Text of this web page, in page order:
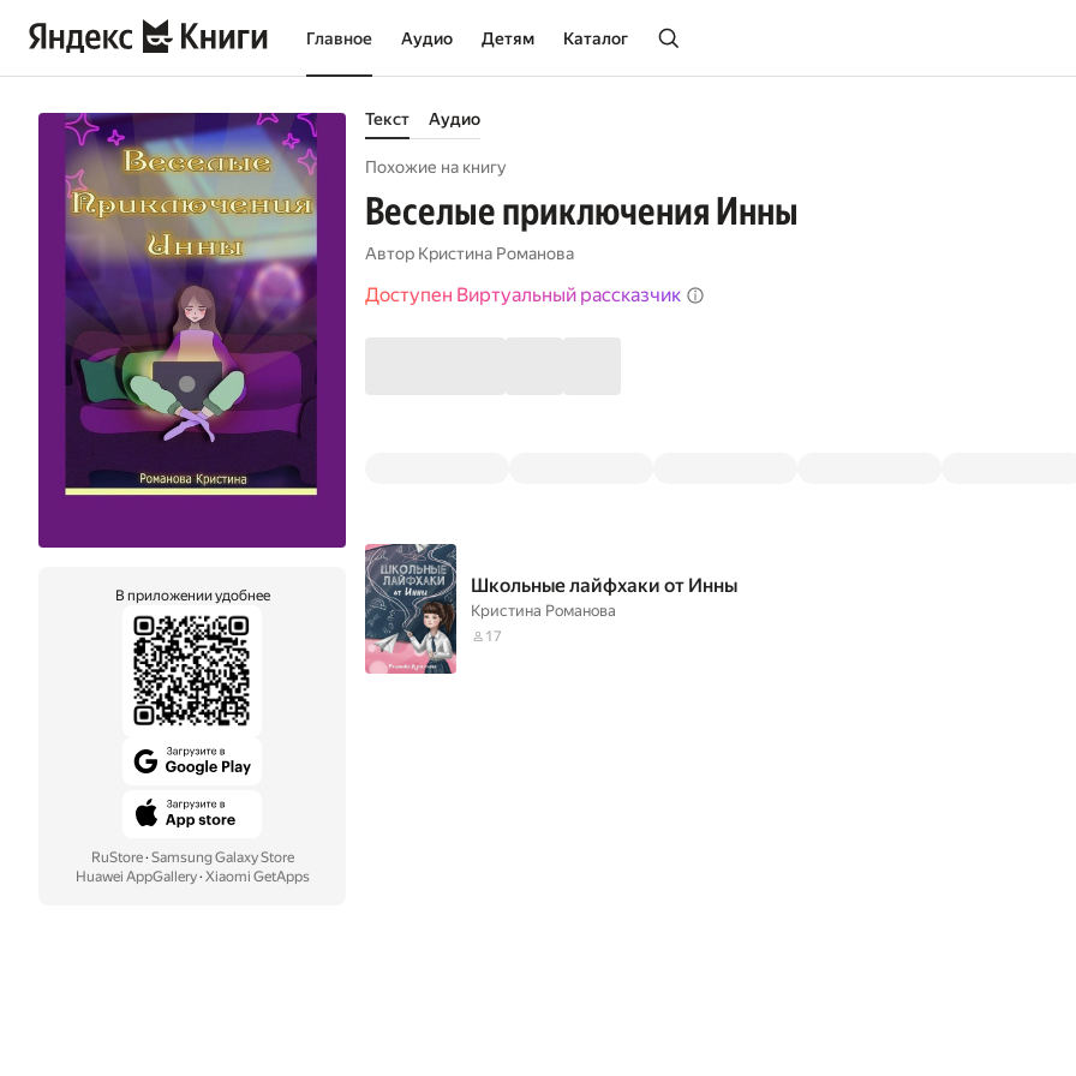
Главное Аудио Детям Каталог
В приложении удобнее
RuStore· Samsung Galaxy Store
Huawei AppGallery· Xiaomi GetApps
Текст Аудио
Похожие на книгу
Веселые приключения Инны
Автор Кристина Романова
Доступен Виртуальный рассказчик
Школьные лайфхаки от Инны
Кристина Романова
17